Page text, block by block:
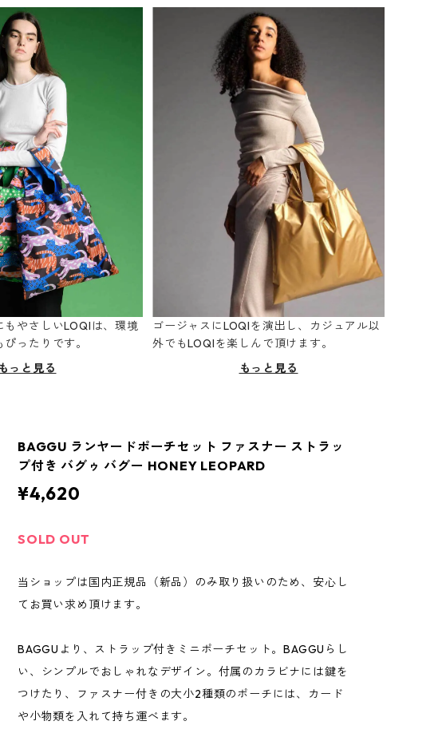
もやさしいLOQIは、環境
ったりです。
もっと見る
ゴージャスにLOQIを演出し、カジュアル以
外でもLOQIを楽しんで頂けます。
もっと見る
BAGGU ランヤードポーチセット ファスナー ストラッ
プ付き バグゥ バグー HONEY LEOPARD
¥4,620
SOLD OUT
当ショップは国内正規品（新品）のみ取り扱いのため、安心し
てお買い求め頂けます。
BAGGUより、ストラップ付きミニポーチセット。BAGGUらし
い、シンプルでおしゃれなデザイン。付属のカラビナには鍵を
つけたり、ファスナー付きの大小2種類のポーチには、カード
や小物類を入れて持ち運べます。